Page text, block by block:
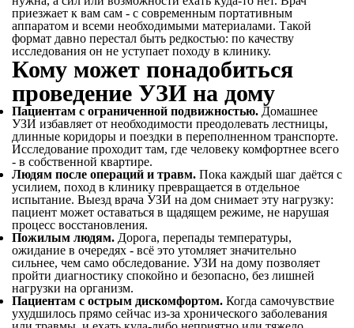
приезжает к вам сам - с современным портативным
аппаратом и всеми необходимыми материалами. Такой
формат давно перестал быть редкостью: по качеству
исследования он не уступает походу в клинику.
Кому может понадобиться
проведение УЗИ на дому
Пациентам с ограниченной подвижностью. Домашнее
УЗИ избавляет от необходимости преодолевать лестницы,
длинные коридоры и поездки в переполненном транспорте.
Исследование проходит там, где человеку комфортнее всего
- в собственной квартире.
Людям после операций и травм. Пока каждый шаг даётся с
усилием, поход в клинику превращается в отдельное
испытание. Выезд врача УЗИ на дом снимает эту нагрузку:
пациент может оставаться в щадящем режиме, не нарушая
процесс восстановления.
Пожилым людям. Дорога, перепады температуры,
ожидание в очередях - всё это утомляет значительно
сильнее, чем само обследование. УЗИ на дому позволяет
пройти диагностику спокойно и безопасно, без лишней
нагрузки на организм.
Пациентам с острым дискомфортом. Когда самочувствие
ухудшилось прямо сейчас из-за хронического заболевания